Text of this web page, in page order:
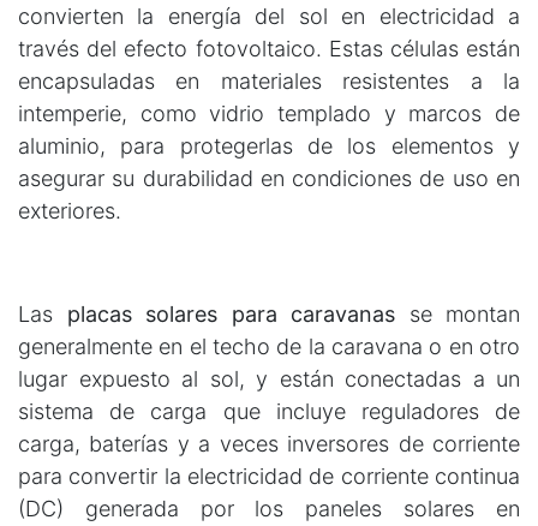
convierten la energía del sol en electricidad a
través del efecto fotovoltaico. Estas células están
encapsuladas en materiales resistentes a la
intemperie, como vidrio templado y marcos de
aluminio, para protegerlas de los elementos y
asegurar su durabilidad en condiciones de uso en
exteriores.
Las placas solares para caravanas se montan
generalmente en el techo de la caravana o en otro
lugar expuesto al sol, y están conectadas a un
sistema de carga que incluye reguladores de
carga, baterías y a veces inversores de corriente
para convertir la electricidad de corriente continua
(DC) generada por los paneles solares en